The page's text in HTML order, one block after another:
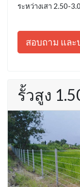
ระหว่างเสา 2.50-
สอบถาม และ
รั้วสูง